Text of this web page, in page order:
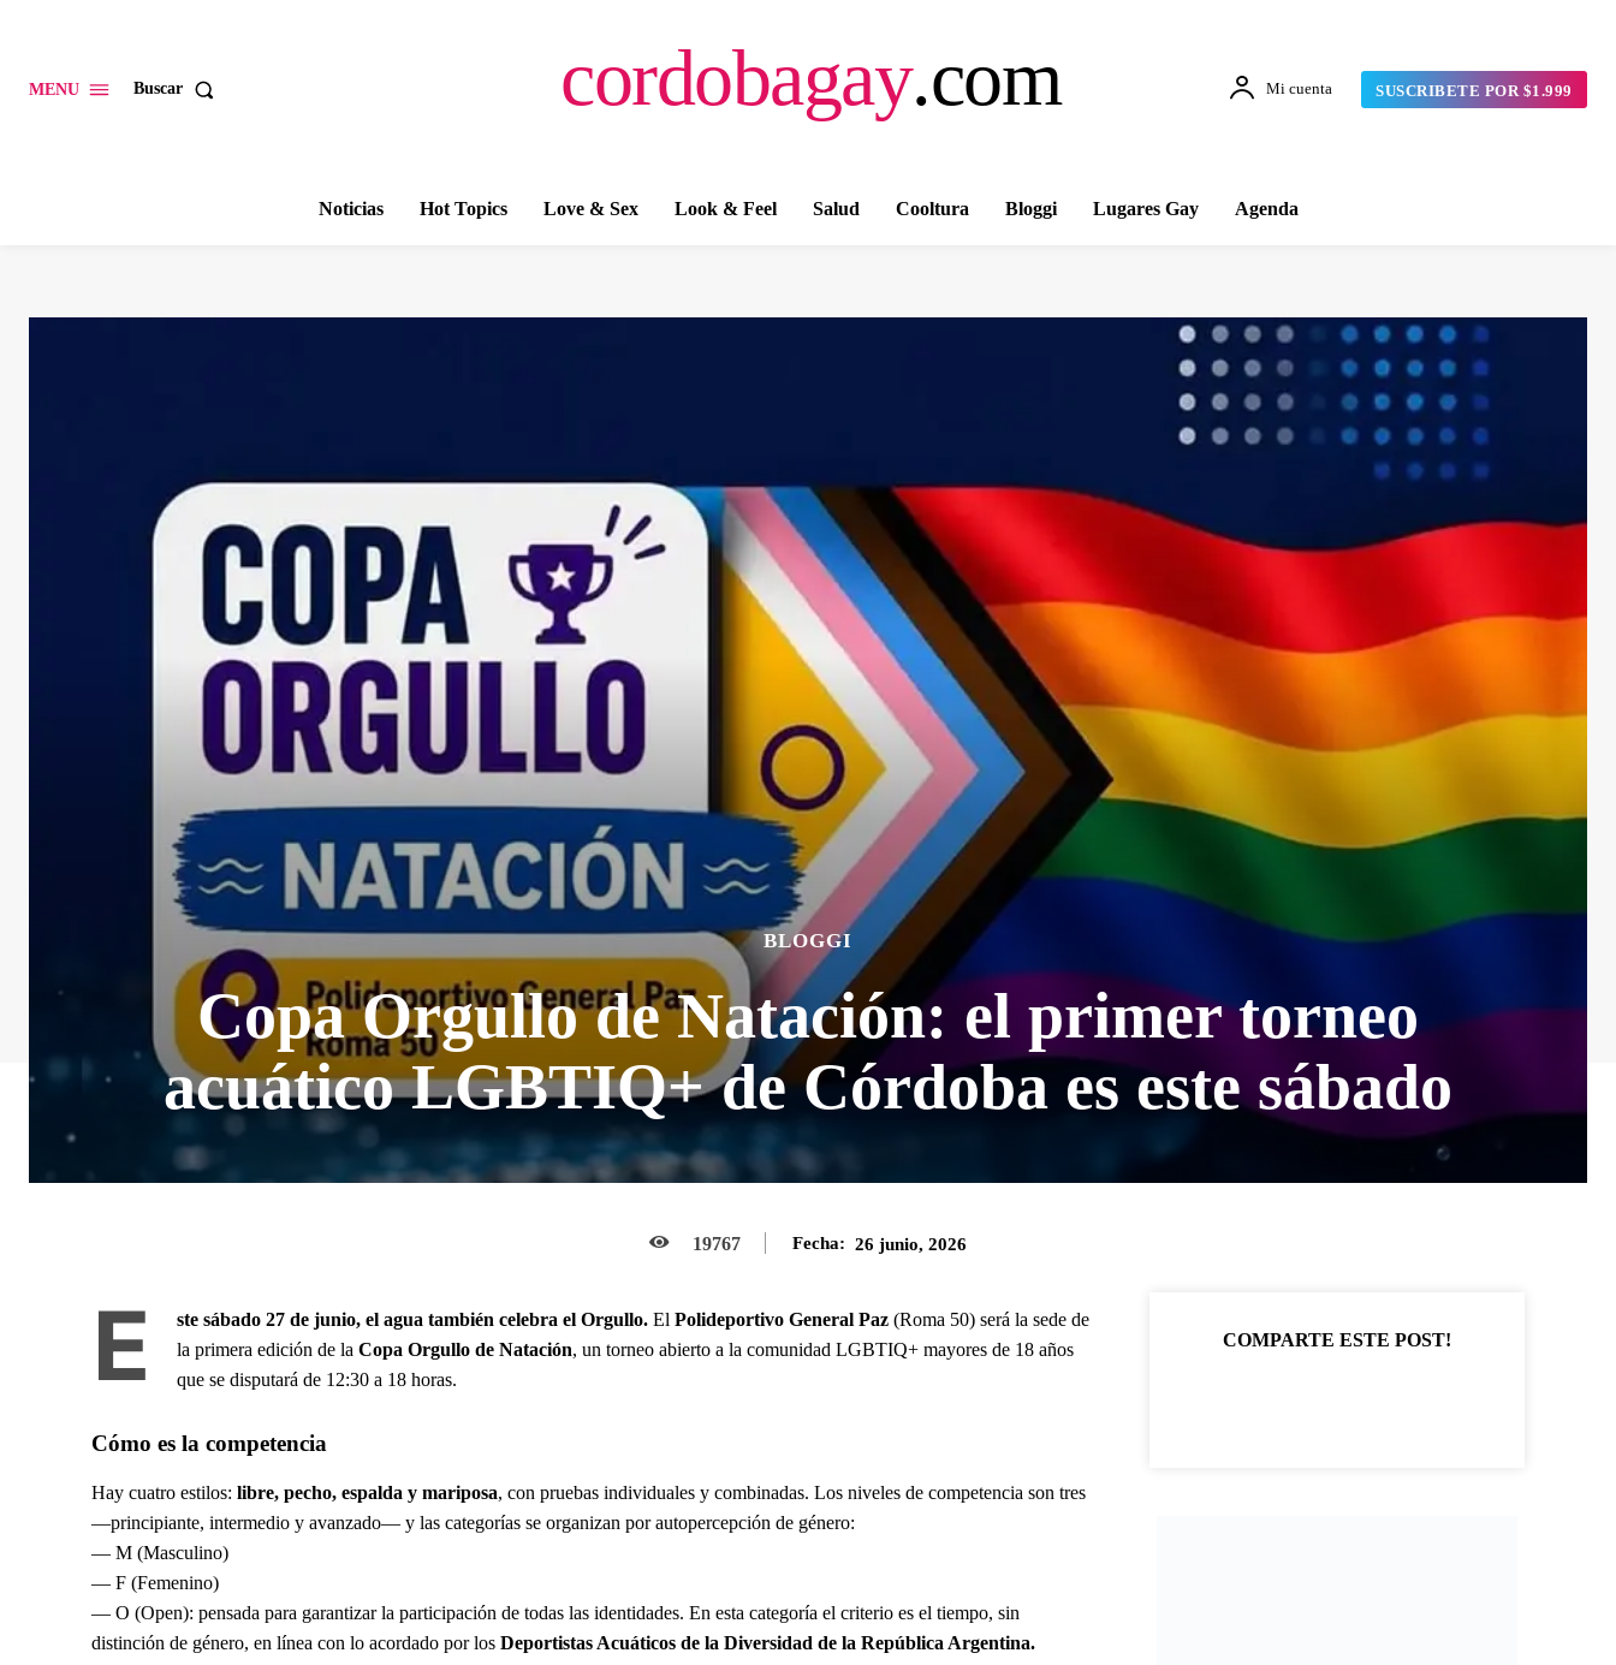
MENU Buscar cordobagay.com Mi cuenta SUSCRIBETE POR $1.999
Noticias Hot Topics Love & Sex Look & Feel Salud Cooltura Bloggi Lugares Gay Agenda
BLOGGI
Copa Orgullo de Natación: el primer torneo
acuático LGBTIQ+ de Córdoba es este sábado
19767 Fecha: 26 junio, 2026
E ste sábado 27 de junio, el agua también celebra el Orgullo. El Polideportivo General Paz (Roma 50) será la sede de
la primera edición de la Copa Orgullo de Natación, un torneo abierto a la comunidad LGBTIQ+ mayores de 18 años
que se disputará de 12:30 a 18 horas.
Cómo es la competencia
Hay cuatro estilos: libre, pecho, espalda y mariposa, con pruebas individuales y combinadas. Los niveles de competencia son tres
—principiante, intermedio y avanzado— y las categorías se organizan por autopercepción de género:
— M (Masculino)
— F (Femenino)
— O (Open): pensada para garantizar la participación de todas las identidades. En esta categoría el criterio es el tiempo, sin
distinción de género, en línea con lo acordado por los Deportistas Acuáticos de la Diversidad de la República Argentina.
COMPARTE ESTE POST!